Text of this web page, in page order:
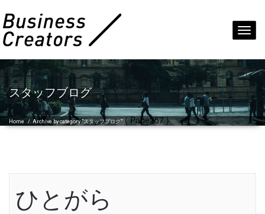
スタッフブログ
Home /Archive by category "スタッフブログ"( Page257 )
ひとがら